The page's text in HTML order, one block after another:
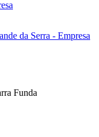
Funda